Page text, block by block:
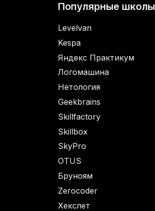
Популярные школы
Levelvan
Kespa
Яндекс Практикум
Логомашина
Нетология
Geekbrains
Skillfactory
Skillbox
SkyPro
OTUS
Бруноям
Zerocoder
Хекслет